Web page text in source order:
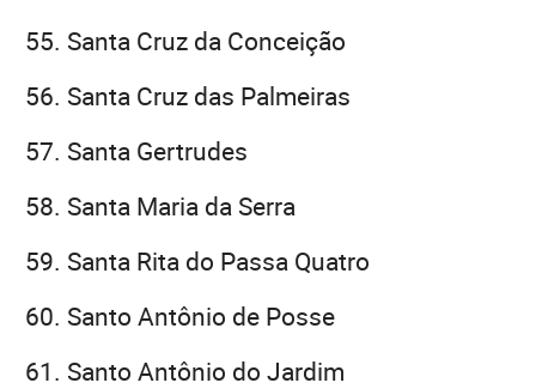
Santa Cruz da Conceição
Santa Cruz das Palmeiras
Santa Gertrudes
Santa Maria da Serra
Santa Rita do Passa Quatro
Santo Antônio de Posse
Santo Antônio do Jardim